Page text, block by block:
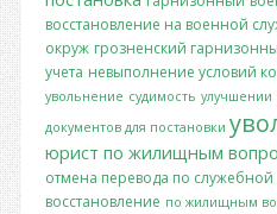
восстановление на военной
окруж грозненский
учета невыполнение условий
увольнение судимость улучшении
документов для постановки
юрист по жилищным
отмена перевода по служебной
восстановление по жилищным